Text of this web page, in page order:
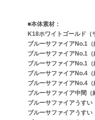
■本体素材：
K18ホワイトゴールド（
ブルーサファイアNo.1
ブルーサファイアNo.1
ブルーサファイアNo.1
ブルーサファイアNo.4
ブルーサファイアNo.4
ブルーサファイア中間
ブルーサファイアうす
ブルーサファイアうす